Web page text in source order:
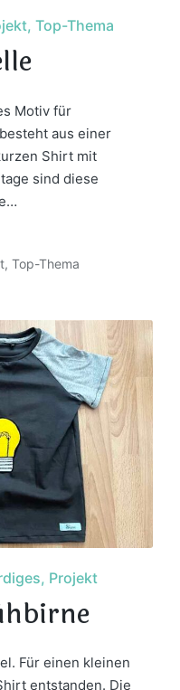
Top-Thema
Motiv für
aus einer
Shirt mit
sind diese
, Top-Thema
Projekt
Für einen kleinen
entstanden. Die